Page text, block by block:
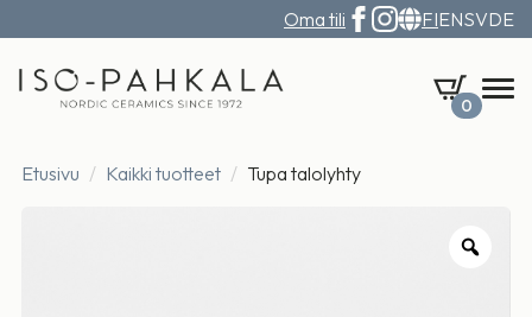
Oma tili FIENSVDE
0
Etusivu Kaikki tuotteet Tupa talolyhty